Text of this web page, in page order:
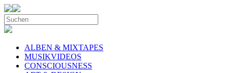
ALBEN & MIXTAPES
MUSIKVIDEOS
CONSCIOUSNESS